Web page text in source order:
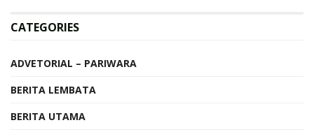
CATEGORIES
ADVETORIAL – PARIWARA
BERITA LEMBATA
BERITA UTAMA